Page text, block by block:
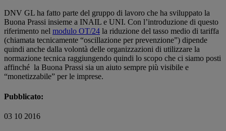
DNV GL ha fatto parte del gruppo di lavoro che ha sviluppato la
Buona Prassi insieme a INAIL e UNI. Con l’introduzione di questo
riferimento nel modulo OT/24 la riduzione del tasso medio di tariffa
(chiamata tecnicamente “oscillazione per prevenzione”) dipende
quindi anche dalla volontà delle organizzazioni di utilizzare la
normazione tecnica raggiungendo quindi lo scopo che ci siamo posti
affinché la Buona Prassi sia un aiuto sempre più visibile e
“monetizzabile” per le imprese.
Pubblicato:
03 10 2016